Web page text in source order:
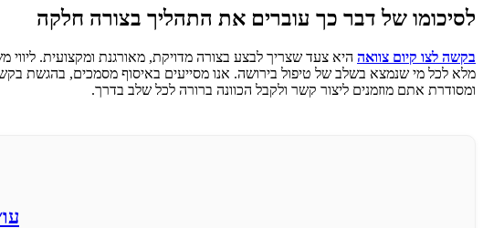
לסיכומו של דבר כך עוברים את התהליך בצורה חלקה
בקשה לצו קיום צוואה היא צעד שצריך לבצע בצורה מדויקת, מאורגנת ומקצועית. ליווי
מלא לכל מי שנמצא בשלב של טיפול בירושה. אנו מסייעים באיסוף מסמכים, בהגשת
ומסודרת אתם מוזמנים ליצור קשר ולקבל הכוונה ברורה לכל שלב בדרך.